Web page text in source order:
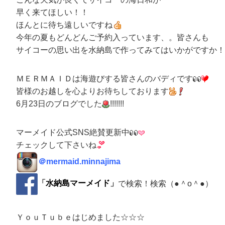
早く来てほしい！！
ほんとに待ち遠しいですね
今年の夏もどんどんご予約入っています、。皆さんも
サイコーの思い出を水納島で作ってみてはいかがですか
ＭＥＲＭＡＩＤは海遊びする皆さんのバディです
皆様のお越しを心よりお待ちしております
6月23日のブログでした
!!!!!!!
マーメイド公式SNS絶賛更新中
チェックして下さいね
＠mermaid.minnajima
「 水納島マーメイド 」 で検索！検索（●＾o＾●）
ＹｏｕＴｕｂｅはじめました☆☆☆